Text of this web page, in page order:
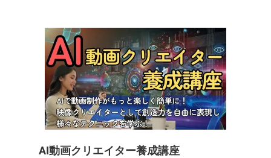
AI動画クリエイター養成講座